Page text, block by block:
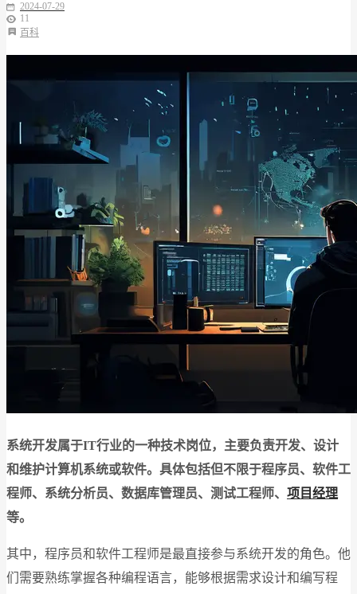
2024-07-29
11
百科
系统开发属于IT行业的一种技术岗位，主要负责开发、设计
和维护计算机系统或软件。具体包括但不限于程序员、软件工
程师、系统分析员、数据库管理员、测试工程师、 项目经理
等。
其中，程序员和软件工程师是最直接参与系统开发的角色。他
们需要熟练掌握各种编程语言，能够根据需求设计和编写程